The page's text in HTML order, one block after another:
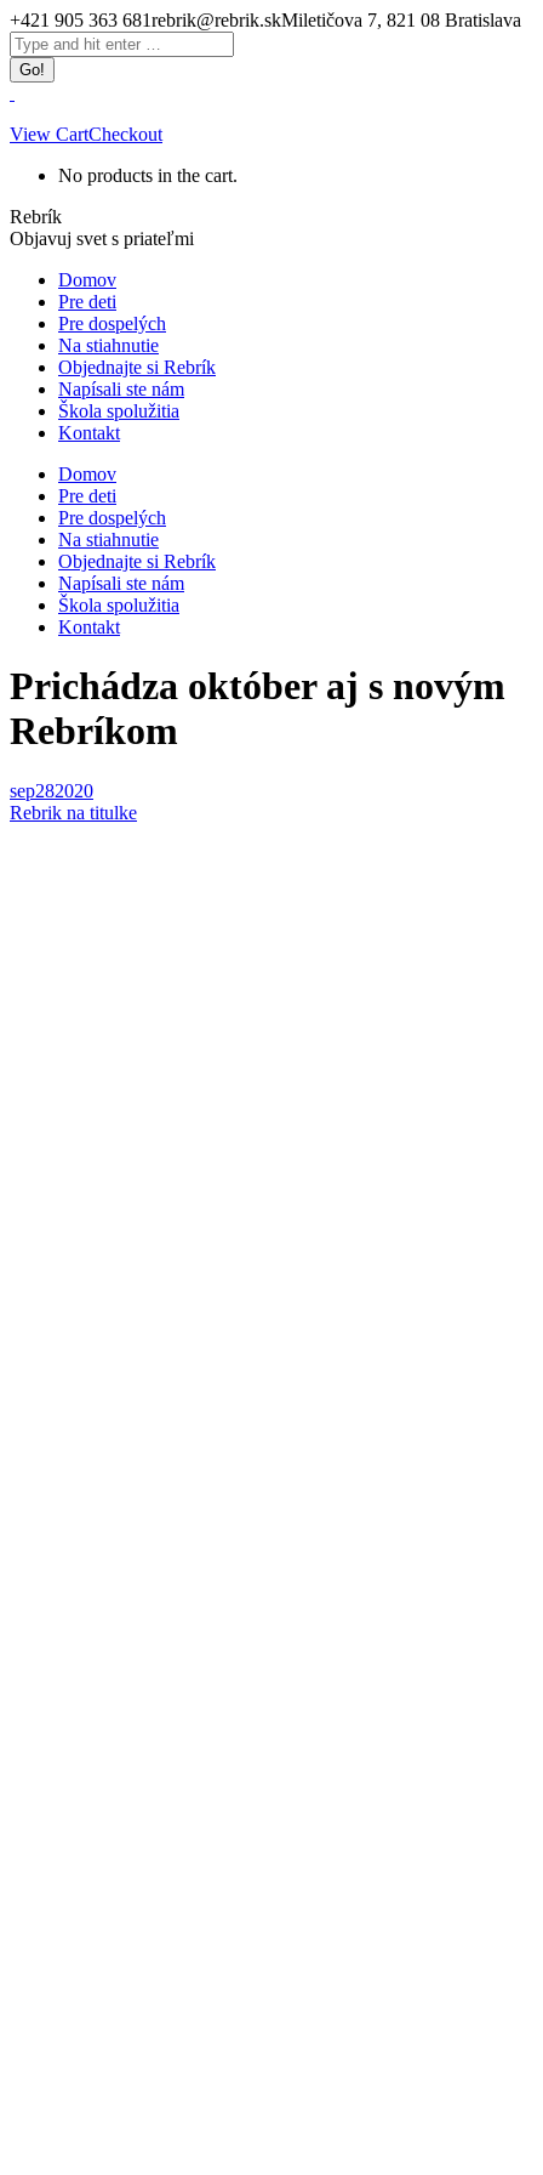
Skip
to
content
+421 905 363 681rebrik@rebrik.skMiletičova 7, 821 08 Bratislava
Facebook
page
opens
in
new
window
Search:
View CartCheckout
No products in the cart.
Rebrík
Objavuj svet s priateľmi
Domov
Pre deti
Pre dospelých
Na stiahnutie
Objednajte si Rebrík
Napísali ste nám
Škola spolužitia
Kontakt
Domov
Pre deti
Pre dospelých
Na stiahnutie
Objednajte si Rebrík
Napísali ste nám
Škola spolužitia
Kontakt
Prichádza október aj s novým
Rebríkom
sep282020
Rebrik na titulke